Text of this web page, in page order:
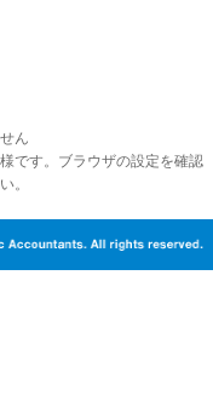
ん
です。ブラウザの設定を確認
。